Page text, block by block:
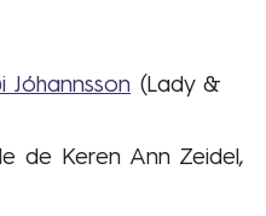
Jóhannsson (Lady &
de Keren Ann Zeidel,